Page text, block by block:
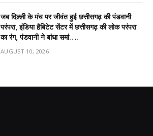
जब दिल्ली के मंच पर जीवंत हुई छत्तीसगढ़ की पंडवानी
परंपरा, इंडिया हैबिटेट सेंटर में छत्तीसगढ़ की लोक परंपरा
का रंग, पंडवानी ने बांधा समां….
AUGUST 10, 2026